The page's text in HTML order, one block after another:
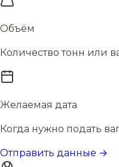
Объём
Количество тонн или
Желаемая дата
Когда нужно подать
Отправить данные →